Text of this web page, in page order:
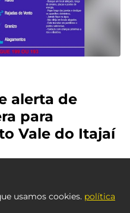
alerta de
para
Vale do Itajaí
usamos cookies. política